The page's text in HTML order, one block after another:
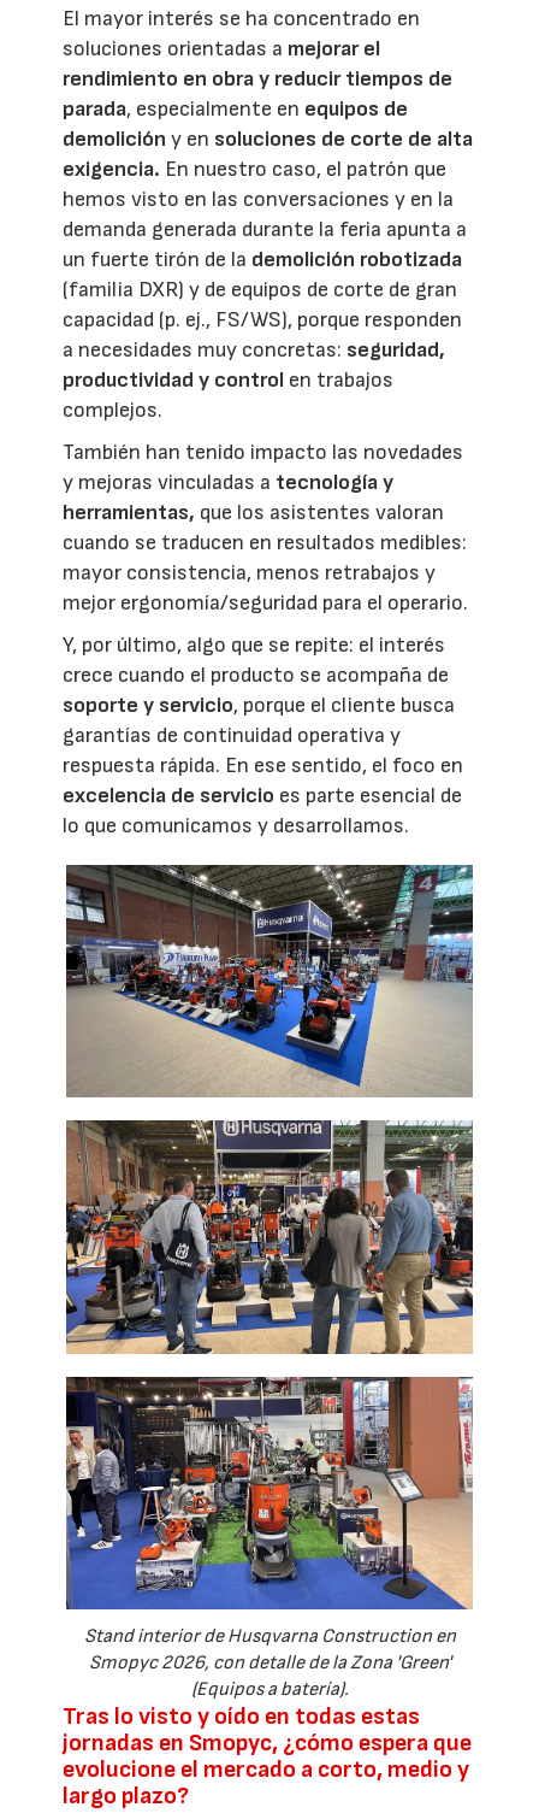
El mayor interés se ha concentrado en
soluciones orientadas a mejorar el
rendimiento en obra y reducir tiempos de
parada, especialmente en equipos de
demolición y en soluciones de corte de alta
exigencia. En nuestro caso, el patrón que
hemos visto en las conversaciones y en la
demanda generada durante la feria apunta a
un fuerte tirón de la demolición robotizada
(familia DXR) y de equipos de corte de gran
capacidad (p. ej., FS/WS), porque responden
a necesidades muy concretas: seguridad,
productividad y control en trabajos
complejos.
También han tenido impacto las novedades
y mejoras vinculadas a tecnología y
herramientas, que los asistentes valoran
cuando se traducen en resultados medibles:
mayor consistencia, menos retrabajos y
mejor ergonomía/seguridad para el operario.
Y, por último, algo que se repite: el interés
crece cuando el producto se acompaña de
soporte y servicio, porque el cliente busca
garantías de continuidad operativa y
respuesta rápida. En ese sentido, el foco en
excelencia de servicio es parte esencial de
lo que comunicamos y desarrollamos.
Stand interior de Husqvarna Construction en
Smopyc 2026, con detalle de la Zona 'Green'
(Equipos a batería).
Tras lo visto y oído en todas estas
jornadas en Smopyc, ¿cómo espera que
evolucione el mercado a corto, medio y
largo plazo?